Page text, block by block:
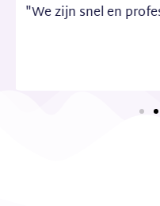
"Ik had algemene